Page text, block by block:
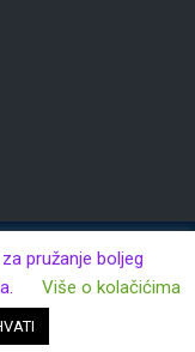
61359443 · PIB:
pružanje boljeg
Više o kolačićima